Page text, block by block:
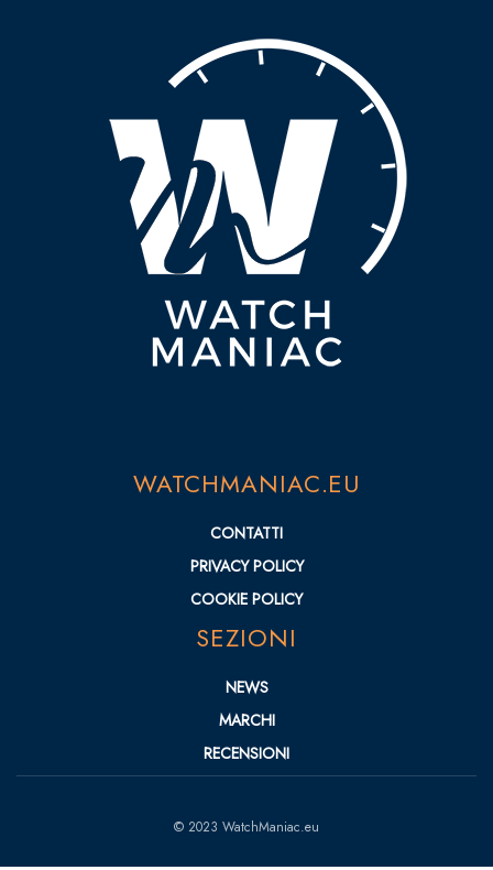
WATCHMANIAC.EU
CONTATTI
PRIVACY POLICY
COOKIE POLICY
SEZIONI
NEWS
MARCHI
RECENSIONI
© 2023 WatchManiac.eu